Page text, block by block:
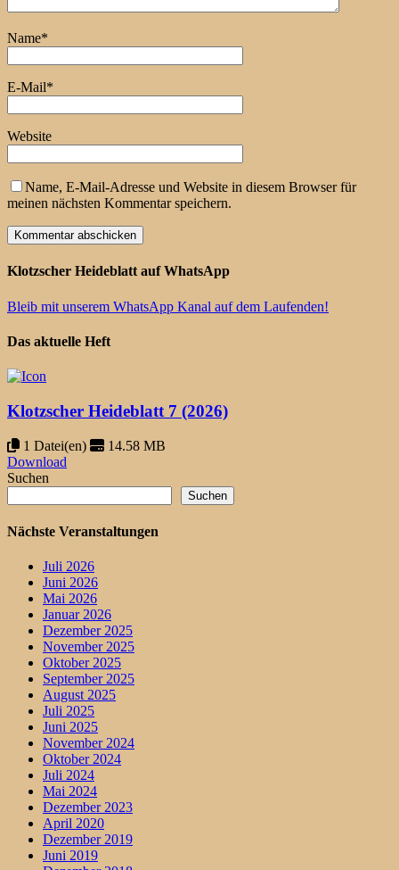
Name*
E-Mail*
Website
Name, E-Mail-Adresse und Website in diesem Browser für
meinen nächsten Kommentar speichern.
Klotzscher Heideblatt auf WhatsApp
Bleib mit unserem WhatsApp Kanal auf dem Laufenden!
Das aktuelle Heft
Klotzscher Heideblatt 7 (2026)
1 Datei(en)
14.58 MB
Download
Suchen
Suchen
Nächste Veranstaltungen
Juli 2026
Juni 2026
Mai 2026
Januar 2026
Dezember 2025
November 2025
Oktober 2025
September 2025
August 2025
Juli 2025
Juni 2025
November 2024
Oktober 2024
Juli 2024
Mai 2024
Dezember 2023
April 2020
Dezember 2019
Juni 2019